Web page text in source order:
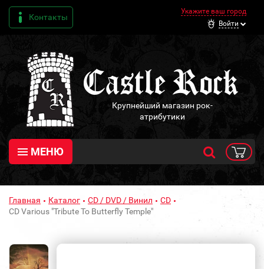
Контакты
Укажите ваш город
Войти
Крупнейший магазин рок-
атрибутики
МЕНЮ
Главная Каталог CD / DVD / Винил
CD
CD Various "Tribute To Butterfly Temple"